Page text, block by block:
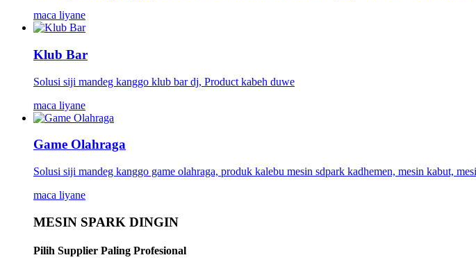
maca liyane
Klub Bar
Solusi siji mandeg kanggo klub bar dj, Product kabeh duwe
maca liyane
Game Olahraga
Solusi siji mandeg kanggo game olahraga, produk kalebu mesin sdpark kadhemen, mesin kabut,
maca liyane
MESIN SPARK DINGIN
Pilih Supplier Paling Profesional